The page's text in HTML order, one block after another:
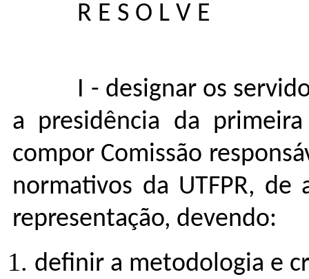
R E S O L V E
I - designar os
a presidência da
compor Comissão
normativos da UTFPR,
representação, devendo:
definir a metodologia e